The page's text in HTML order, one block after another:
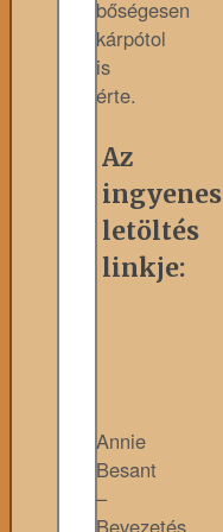
bőségesen
kárpótol
is
érte.
Az
ingyenes
letöltés
linkje:
Annie
Besant
–
Bevezetés